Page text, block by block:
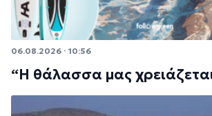
06.08.2026 · 10:56
“Η θάλασσα μας